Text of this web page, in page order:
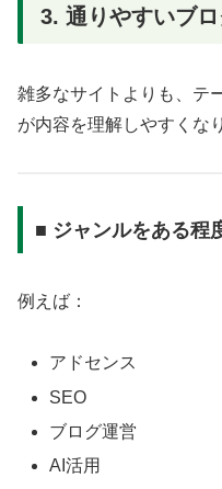
3. 通りやすいブ
雑多なサイトよりも、テ
が内容を理解しやすくな
■ ジャンルをある程
例えば：
アドセンス
SEO
ブログ運営
AI活用